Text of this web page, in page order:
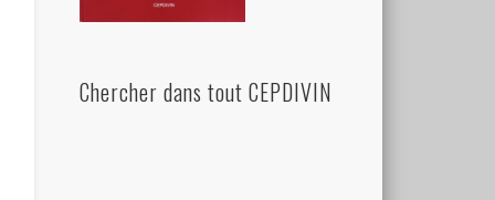
Chercher dans tout CEPDIVIN